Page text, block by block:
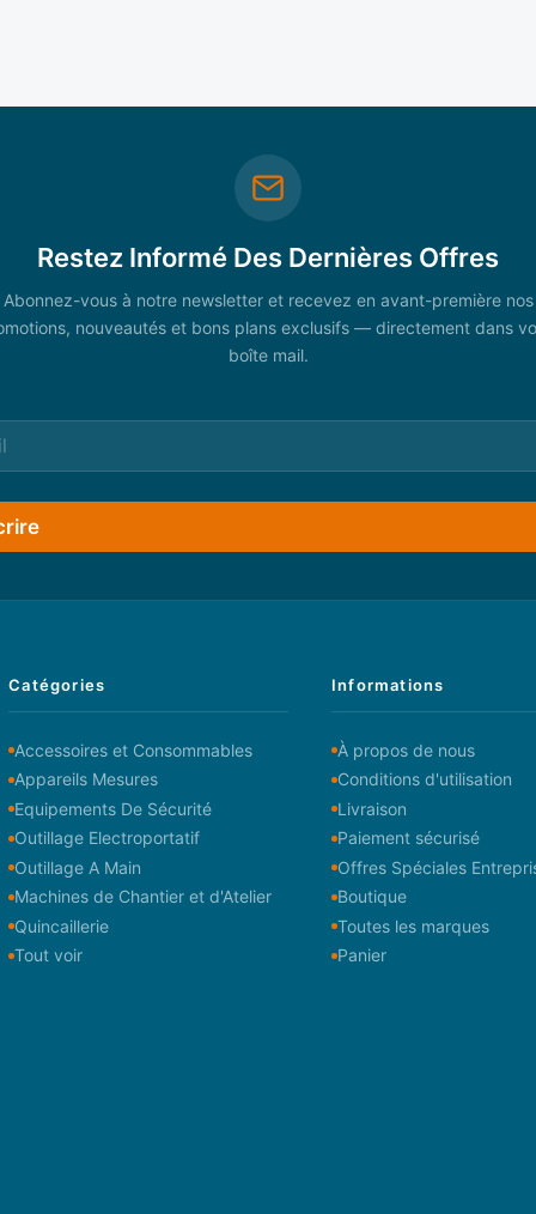
Restez Informé Des Dernières Offres
Abonnez-vous à notre newsletter et recevez en avant-première nos
nouveautés et bons plans exclusifs — directement dans
boîte mail.
Catégories
Accessoires et Consommables
Appareils Mesures
Equipements De Sécurité
Outillage Electroportatif
Outillage A Main
Machines de Chantier et d'Atelier
Quincaillerie
Tout voir
Informations
À propos de nous
Conditions d'utilisation
Livraison
Paiement sécurisé
Offres Spéciales
Boutique
Toutes les marques
Panier